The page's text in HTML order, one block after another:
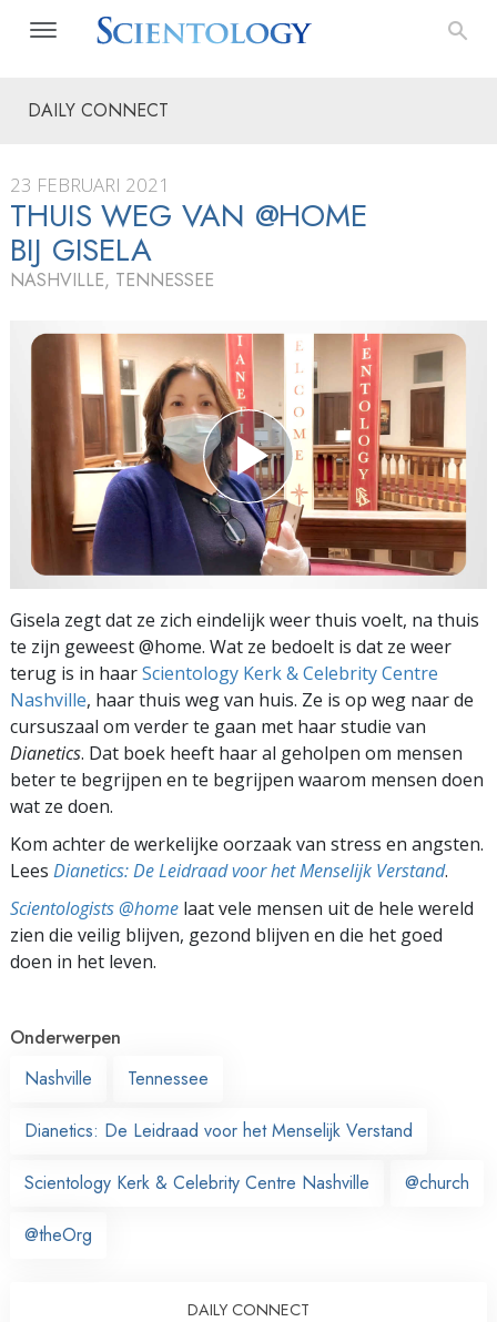
DAILY CONNECT
23 FEBRUARI 2021
THUIS WEG VAN @HOME
BIJ GISELA
NASHVILLE, TENNESSEE
Gisela zegt dat ze zich eindelijk weer thuis voelt, na thuis
te zijn geweest @home. Wat ze bedoelt is dat ze weer
terug is in haarScientology Kerk & Celebrity Centre
Nashville, haar thuis weg van huis. Ze is op weg naar de
cursuszaal om verder te gaan met haar studie van
Dianetics. Dat boek heeft haar al geholpen om mensen
beter te begrijpen en te begrijpen waarom mensen doen
wat ze doen.
Kom achter de werkelijke oorzaak van stress en angsten.
Lees Dianetics: De Leidraad voor het Menselijk Verstand.
Scientologists @home laat vele mensen uit de hele wereld
zien die veilig blijven, gezond blijven en die het goed
doen in het leven.
Onderwerpen
Nashville
Tennessee
Dianetics: De Leidraad voor het Menselijk Verstand
Scientology Kerk & Celebrity Centre Nashville @church
@theOrg
DAILY CONNECT